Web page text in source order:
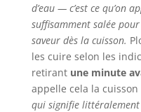
d’eau — c’est ce qu’on
suffisamment salée
saveur dès la cuisson.
les cuire selon les
retirant une minute
appelle cela la cuisson
qui signifie littéralement